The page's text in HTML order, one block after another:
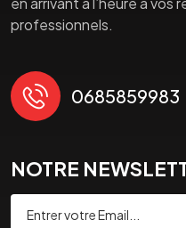
professionnels.
0685859983
NOTRE